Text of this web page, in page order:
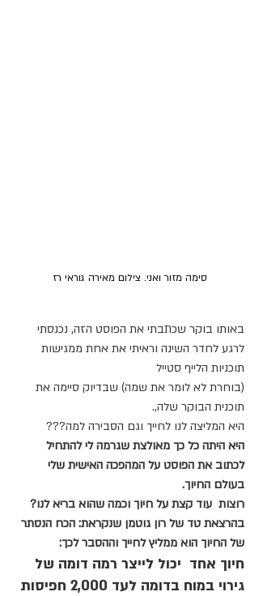
סימה מזור ואני. צילום מאירה גוראי רז
באותו בוקר שכתבתי את הפוסט הזה, נכנסתי
לרגע לחדר השינה וראיתי את אחת ממגישות
תוכניות הלייף סטייל
(בוחרת לא לומר את שמה) שבדיוק סיימה את
תוכנית הבוקר שלה,.
היא המליצה לנו לחייך וגם הסבירה למה???
היא היתה כל כך מאולצת שגרמה לי להתחיל
לכתוב את הפוסט על המהפכה האישית שלי
בעולם החיוך.
רוצות  עוד קצת על חיוך וכמה שהוא בריא לנו?
בהרצאת טד של רון גוטמן שנקראת: הכח הנסתר
של החיוך הוא ממליץ לחייך וההסבר לכך:
חיוך אחד  יכול לייצר רמה דומה של
גירוי במוח בדומה לעד 2,000 חפיסות